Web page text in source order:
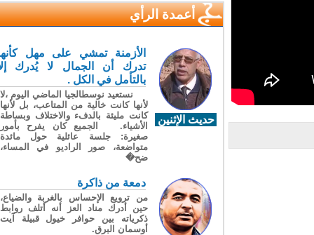
أعمدة الرأي
حديث الإثنين
الأزمنة تمشي على مهل كأنها
تدرك أن الجمال لا يُدرك إلا
بالتأمل في الكل .
نستعيد نوسطالجيا الماضي اليوم ،لا
لأنها كانت خالية من المتاعب، بل لأنها
كانت مليئة بالدفء والاختلاف وبساطة
الأشياء. الجميع كان يفرح بأمور
صغيرة: جلسة عائلية حول مائدة
متواضعة، صور الراديو في المساء،
ضح�
دمعة من ذاكرة
من ترويع الإحساس بالغربة والضياع،
حين أدرك مناد العز أنه أتلف روابط
ذكرياته بين حوافر خيول قبيلة آيت
أوسمان البرق.